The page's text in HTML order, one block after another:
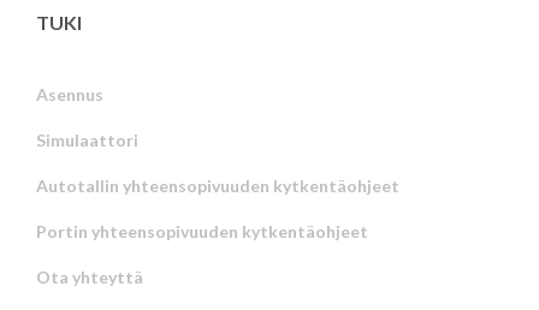
TUKI
Asennus
Simulaattori
Autotallin yhteensopivuuden kytkentäohjeet
Portin yhteensopivuuden kytkentäohjeet
Ota yhteyttä